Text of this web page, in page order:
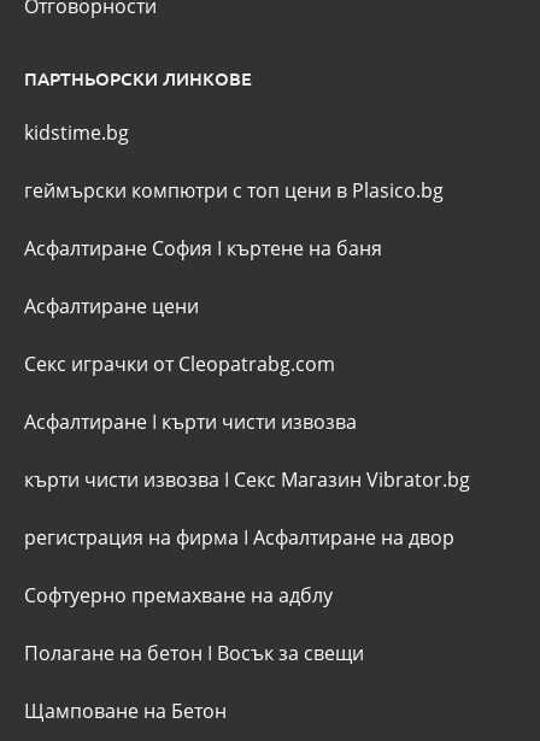
Отговорности
ПАРТНЬОРСКИ ЛИНКОВЕ
kidstime.bg
геймърски компютри с топ цени в Plasico.bg
Асфалтиране София I къртене на баня
Асфалтиране цени
Секс играчки от Cleopatrabg.com
Асфалтиране I кърти чисти извозва
кърти чисти извозва I Секс Магазин Vibrator.bg
регистрация на фирма I Асфалтиране на двор
Софтуерно премахване на адблу
Полагане на бетон I Восък за свещи
Щамповане на Бетон